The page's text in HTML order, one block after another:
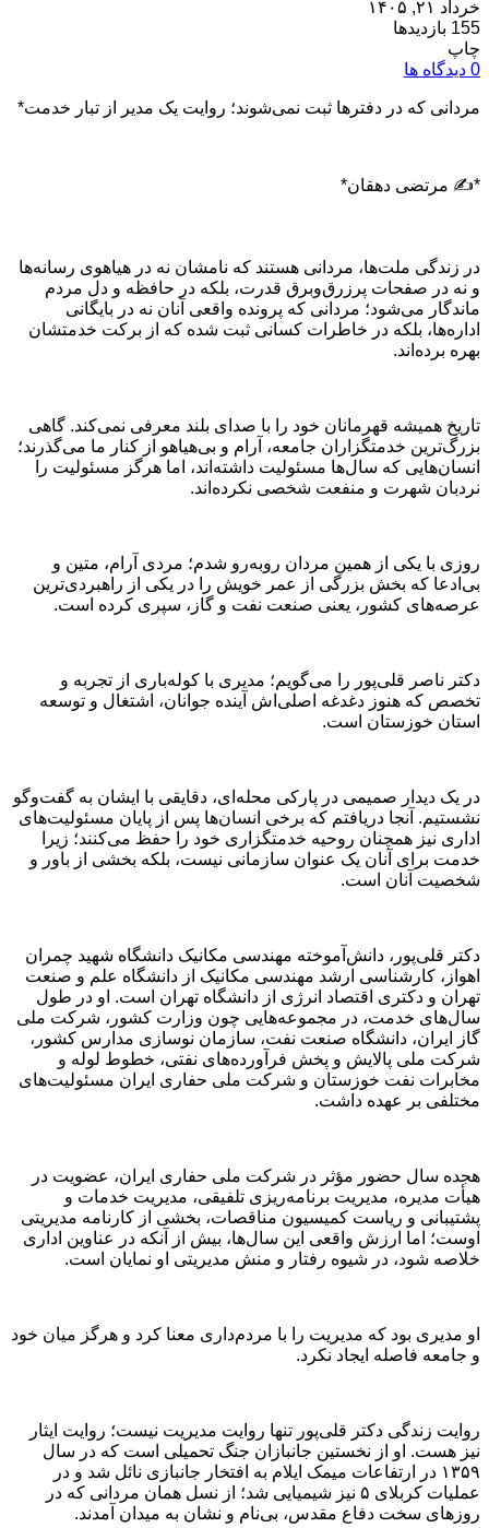
خرداد ۲۱, ۱۴۰۵
155 بازدیدها
چاپ
0 دیدگاه ها
مردانی که در دفترها ثبت نمی‌شوند؛ روایت یک مدیر از تبار خدمت*
*✍️ مرتضی دهقان*
در زندگی ملت‌ها، مردانی هستند که نامشان نه در هیاهوی رسانه‌ها
و نه در صفحات پرزرق‌وبرق قدرت، بلکه در حافظه و دل مردم
ماندگار می‌شود؛ مردانی که پرونده واقعی آنان نه در بایگانی
اداره‌ها، بلکه در خاطرات کسانی ثبت شده که از برکت خدمتشان
بهره برده‌اند.
تاریخ همیشه قهرمانان خود را با صدای بلند معرفی نمی‌کند. گاهی
بزرگ‌ترین خدمتگزاران جامعه، آرام و بی‌هیاهو از کنار ما می‌گذرند؛
انسان‌هایی که سال‌ها مسئولیت داشته‌اند، اما هرگز مسئولیت را
نردبان شهرت و منفعت شخصی نکرده‌اند.
روزی با یکی از همین مردان روبه‌رو شدم؛ مردی آرام، متین و
بی‌ادعا که بخش بزرگی از عمر خویش را در یکی از راهبردی‌ترین
عرصه‌های کشور، یعنی صنعت نفت و گاز، سپری کرده است.
دکتر ناصر قلی‌پور را می‌گویم؛ مدیری با کوله‌باری از تجربه و
تخصص که هنوز دغدغه اصلی‌اش آینده جوانان، اشتغال و توسعه
استان خوزستان است.
در یک دیدار صمیمی در پارکی محله‌ای، دقایقی با ایشان به گفت‌وگو
نشستیم. آنجا دریافتم که برخی انسان‌ها پس از پایان مسئولیت‌های
اداری نیز همچنان روحیه خدمتگزاری خود را حفظ می‌کنند؛ زیرا
خدمت برای آنان یک عنوان سازمانی نیست، بلکه بخشی از باور و
شخصیت آنان است.
دکتر قلی‌پور، دانش‌آموخته مهندسی مکانیک دانشگاه شهید چمران
اهواز، کارشناسی ارشد مهندسی مکانیک از دانشگاه علم و صنعت
تهران و دکتری اقتصاد انرژی از دانشگاه تهران است. او در طول
سال‌های خدمت، در مجموعه‌هایی چون وزارت کشور، شرکت ملی
گاز ایران، دانشگاه صنعت نفت، سازمان نوسازی مدارس کشور،
شرکت ملی پالایش و پخش فرآورده‌های نفتی، خطوط لوله و
مخابرات نفت خوزستان و شرکت ملی حفاری ایران مسئولیت‌های
مختلفی بر عهده داشت.
هجده سال حضور مؤثر در شرکت ملی حفاری ایران، عضویت در
هیأت مدیره، مدیریت برنامه‌ریزی تلفیقی، مدیریت خدمات و
پشتیبانی و ریاست کمیسیون مناقصات، بخشی از کارنامه مدیریتی
اوست؛ اما ارزش واقعی این سال‌ها، بیش از آنکه در عناوین اداری
خلاصه شود، در شیوه رفتار و منش مدیریتی او نمایان است.
او مدیری بود که مدیریت را با مردم‌داری معنا کرد و هرگز میان خود
و جامعه فاصله ایجاد نکرد.
روایت زندگی دکتر قلی‌پور تنها روایت مدیریت نیست؛ روایت ایثار
نیز هست. او از نخستین جانبازان جنگ تحمیلی است که در سال
۱۳۵۹ در ارتفاعات میمک ایلام به افتخار جانبازی نائل شد و در
عملیات کربلای ۵ نیز شیمیایی شد؛ از نسل همان مردانی که در
روزهای سخت دفاع مقدس، بی‌نام و نشان به میدان آمدند.